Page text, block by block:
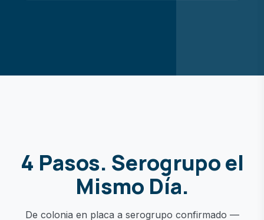
4 Pasos. Serogrupo el
Mismo Día.
De colonia en placa a serogrupo confirmado —